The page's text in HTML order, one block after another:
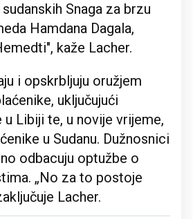
Snaga za brzu
Hamdana Dagala,
kaže Lacher.
i opskrbljuju oružjem
uključujući
u Libiji te, u novije vrijeme,
u Sudanu. Dužnosnici
odbacuju optužbe o
„No za to postoje
Lacher.